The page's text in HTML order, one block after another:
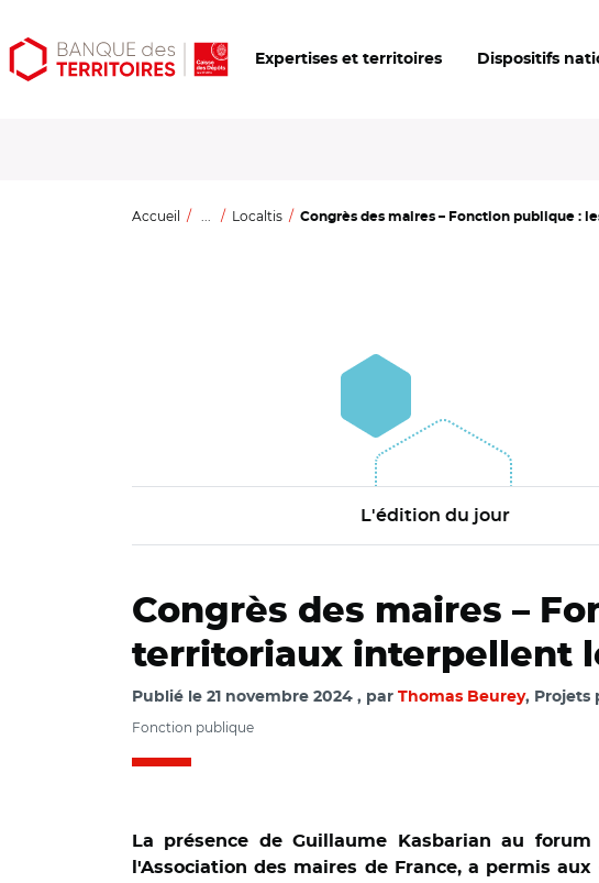
Aller
au
Aller
au
Ouvrir
les
Expertises et territoires Dispositifs
Accueil ... Localtis Congrès des maires – Fonction publique :
L'édition du jour
Congrès des maires –
territoriaux interpellent
Publié le 21 novembre 2024 par Thomas Beurey, Projets
Fonction publique
La présence de Guillaume Kasbarian au
l'Association des maires de France, a permis